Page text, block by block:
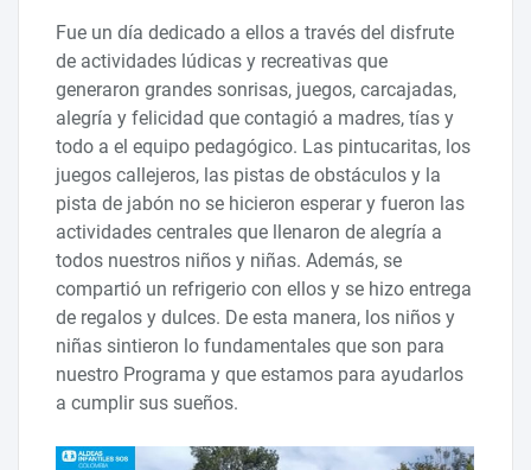
Fue un día dedicado a ellos a través del disfrute
de actividades lúdicas y recreativas que
generaron grandes sonrisas, juegos, carcajadas,
alegría y felicidad que contagió a madres, tías y
todo a el equipo pedagógico. Las pintucaritas, los
juegos callejeros, las pistas de obstáculos y la
pista de jabón no se hicieron esperar y fueron las
actividades centrales que llenaron de alegría a
todos nuestros niños y niñas. Además, se
compartió un refrigerio con ellos y se hizo entrega
de regalos y dulces. De esta manera, los niños y
niñas sintieron lo fundamentales que son para
nuestro Programa y que estamos para ayudarlos
a cumplir sus sueños.